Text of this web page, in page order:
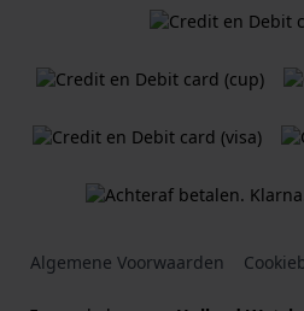
Algemene Voorwaarden